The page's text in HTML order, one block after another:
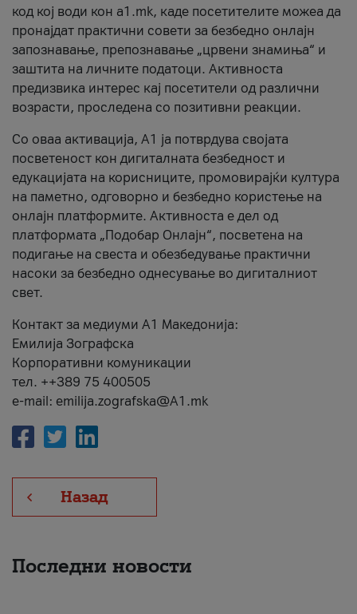
код кој води кон a1.mk, каде посетителите можеа да
пронајдат практични совети за безбедно онлајн
запознавање, препознавање „црвени знамиња“ и
заштита на личните податоци. Активноста
предизвика интерес кај посетители од различни
возрасти, проследена со позитивни реакции.
Со оваа активација, А1 ја потврдува својата
посветеност кон дигиталната безбедност и
едукацијата на корисниците, промовирајќи култура
на паметно, одговорно и безбедно користење на
онлајн платформите. Активноста е дел од
платформата „Подобар Онлајн“, посветена на
подигање на свеста и обезбедување практични
насоки за безбедно однесување во дигиталниот
свет.
Контакт за медиуми А1 Македонија:
Емилија Зографска
Корпоративни комуникации
тел. ++389 75 400505
e-mail: emilija.zografska@A1.mk
Назад
Последни новости